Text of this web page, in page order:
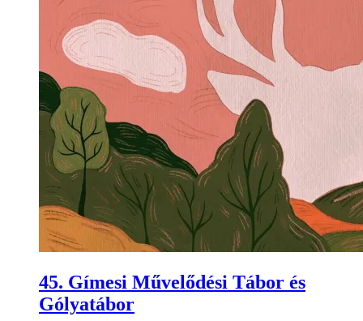
45. Gímesi Művelődési Tábor és
Gólyatábor